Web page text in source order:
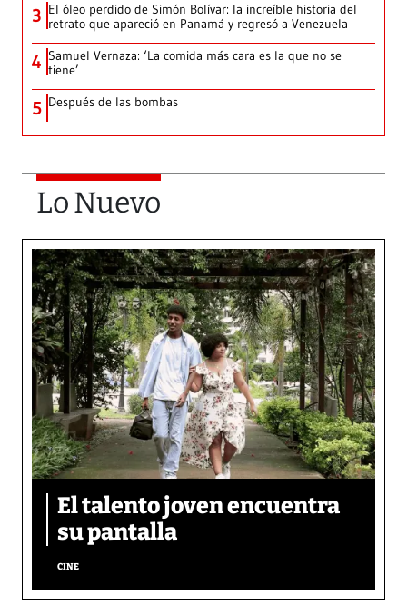
3 El óleo perdido de Simón Bolívar: la increíble historia del
retrato que apareció en Panamá y regresó a Venezuela
4 Samuel Vernaza: ‘La comida más cara es la que no se
tiene’
5 Después de las bombas
Lo Nuevo
El talento joven encuentra
su pantalla​
CINE